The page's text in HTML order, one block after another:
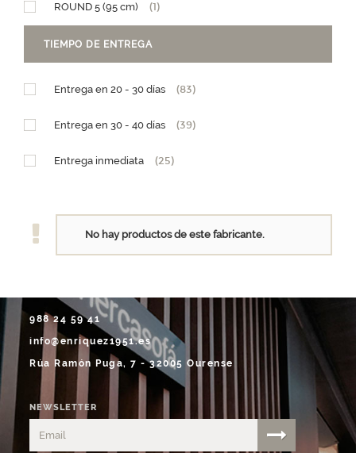
ROUND 5 (95 cm) (1)
Diseño Granja (1)
TIEMPO DE ENTREGA
Entrega en 20 - 30 días (83)
Entrega en 30 - 40 días (39)
Entrega inmediata (25)
No hay productos de este fabricante.
988 24 59 41
info@enriquez1951.es
Rúa Ramón Puga, 7 - 32005 Ourense
NEWSLETTER